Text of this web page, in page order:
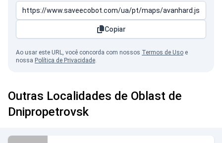
Copiar
Ao usar este URL, você concorda com nossos Termos de Uso e
nossa Política de Privacidade.
Outras Localidades de Oblast de
Dnipropetrovsk